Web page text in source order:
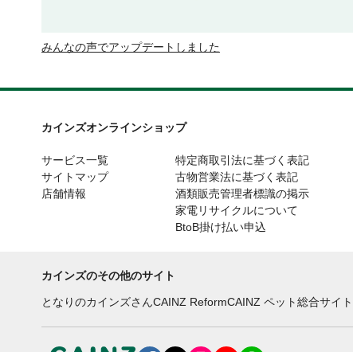
みんなの声でアップデートしました
カインズオンラインショップ
サービス一覧
サイトマップ
店舗情報
特定商取引法に基づく表記
古物営業法に基づく表記
酒類販売管理者標識の掲示
家電リサイクルについて
BtoB掛け払い申込
カインズのその他のサイト
となりのカインズさんCAINZ ReformCAINZ ペット総合サイト